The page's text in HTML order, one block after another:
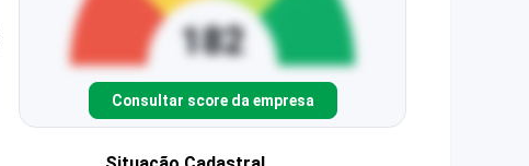
Consultar score da empresa